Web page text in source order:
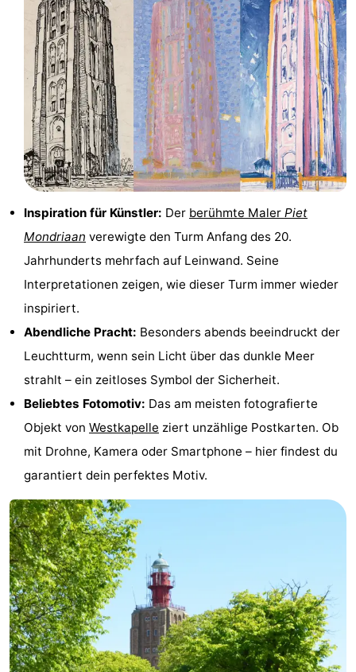
Leuchtturme
Aussichtspunkte
Attraktionen
Spielplätze
Indoor-
Minigolfplätze
Wellness-
Natur
Sport
Schwimmbader
Radfahren
Wandern
-
Reiten
-
Reitschulen
-
Golfplatze
-
Sportangeln
Mondriaan
Inspiration für Künstler: Der berühmte Maler Piet
Mondriaan verewigte den Turm Anfang des 20.
Jahrhunderts mehrfach auf Leinwand. Seine
Interpretationen zeigen, wie dieser Turm immer wieder
inspiriert.
Abendliche Pracht: Besonders abends beeindruckt der
Leuchtturm, wenn sein Licht über das dunkle Meer
strahlt – ein zeitloses Symbol der Sicherheit.
Beliebtes Fotomotiv: Das am meisten fotografierte
Objekt von Westkapelle ziert unzählige Postkarten. Ob
mit Drohne, Kamera oder Smartphone – hier findest du
garantiert dein perfektes Motiv.